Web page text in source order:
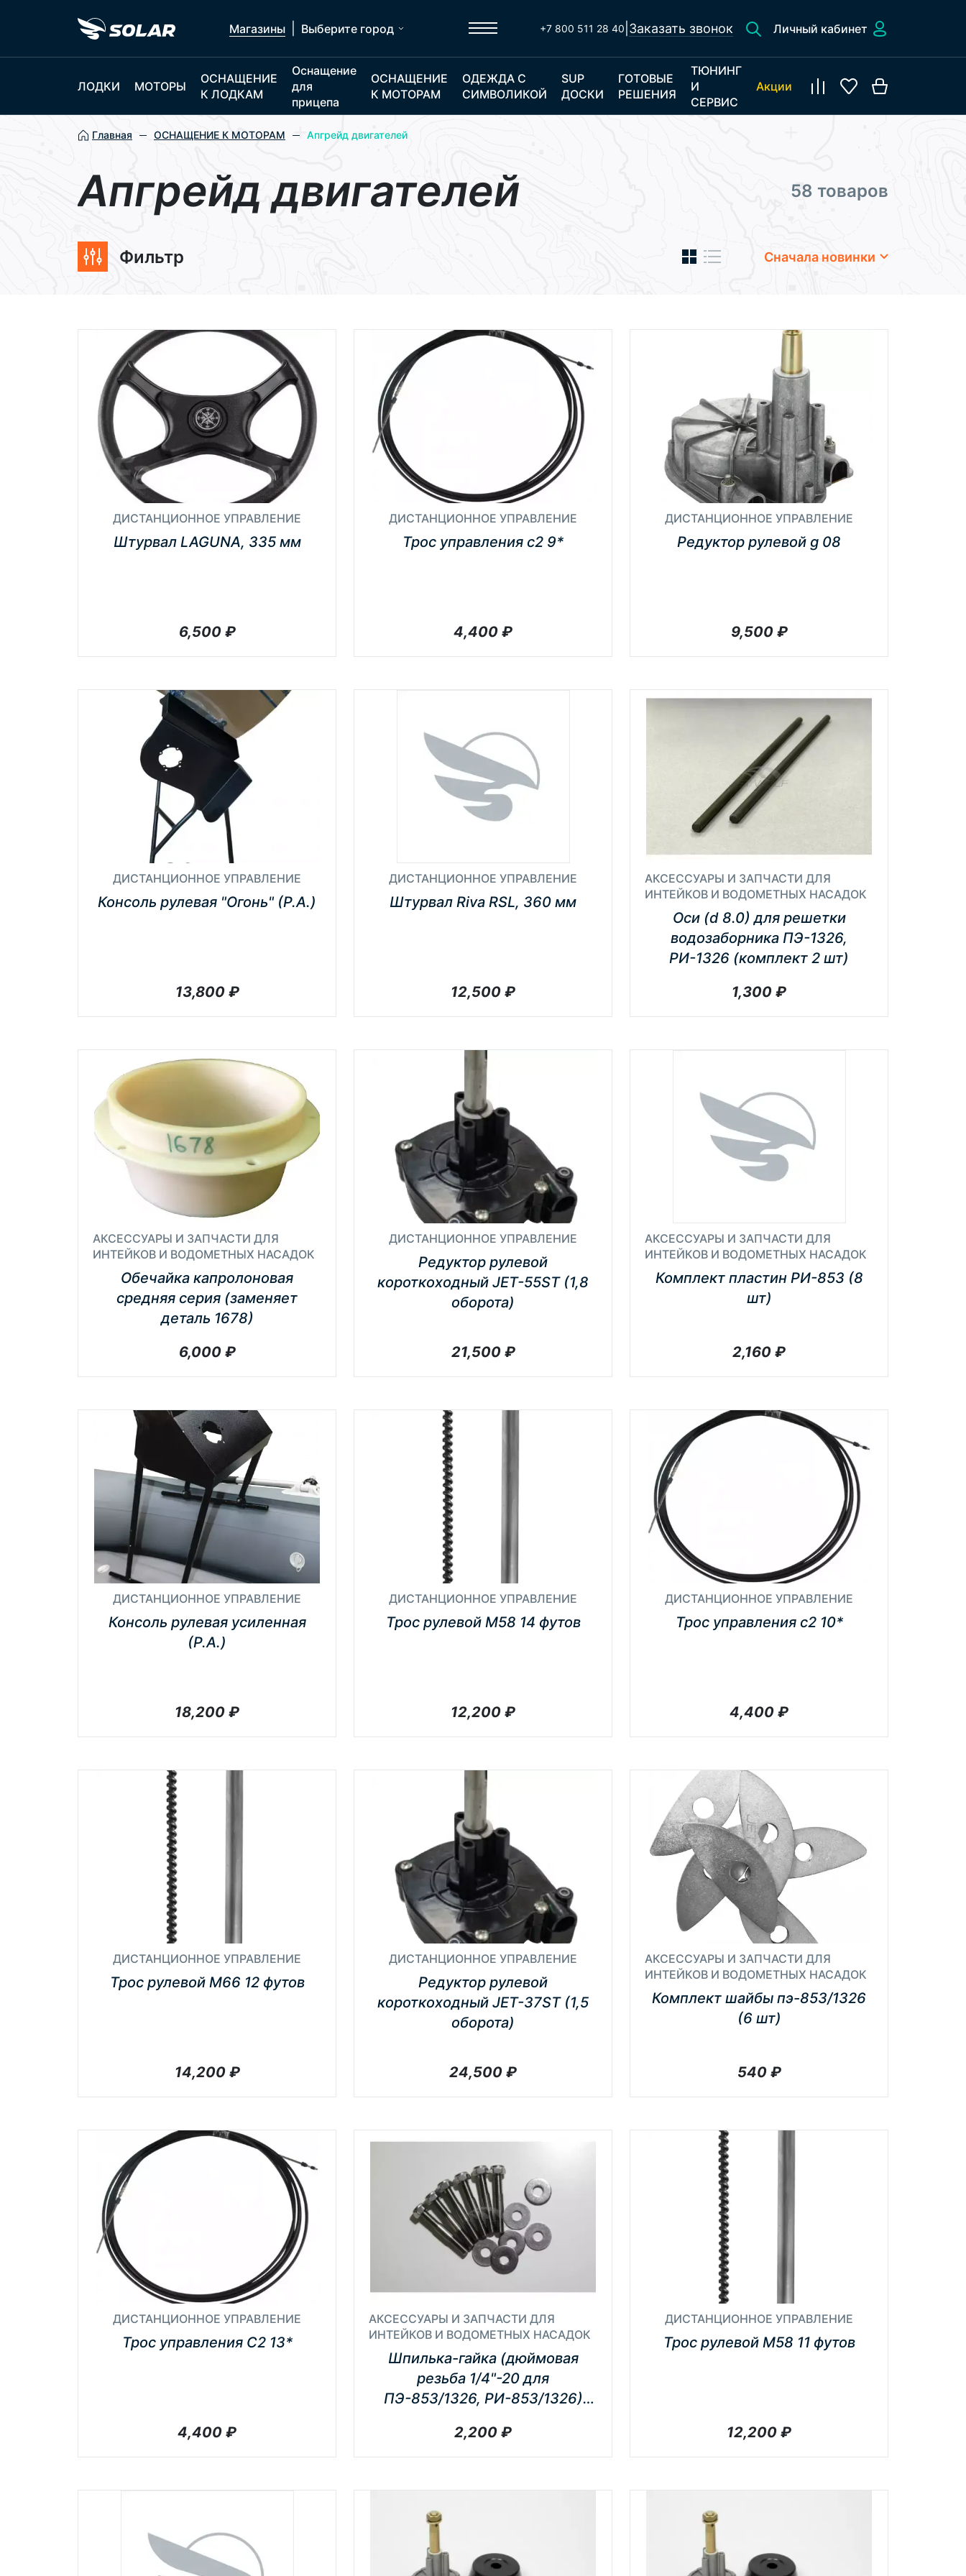
Магазины Выберите город +7 800 511 28 40 Заказать звонок Личный кабинет
ЛОДКИ МОТОРЫ
ОСНАЩЕНИЕ
К ЛОДКАМ
Оснащение
для
прицепа
ОСНАЩЕНИЕ
К МОТОРАМ
ОДЕЖДА С
СИМВОЛИКОЙ
SUP
ДОСКИ
ГОТОВЫЕ
РЕШЕНИЯ
ТЮНИНГ
И
СЕРВИС
Акции
Главная ОСНАЩЕНИЕ К МОТОРАМ Апгрейд двигателей
Апгрейд двигателей 58 товаров
Фильтр Сначала новинки
ДИСТАНЦИОННОЕ УПРАВЛЕНИЕ
Штурвал LAGUNA, 335 мм
6,500₽
ДИСТАНЦИОННОЕ УПРАВЛЕНИЕ
Трос управления с2 9*
4,400 ₽
ДИСТАНЦИОННОЕ УПРАВЛЕНИЕ
Редуктор рулевой g 08
9,500₽
ДИСТАНЦИОННОЕ УПРАВЛЕНИЕ
Консоль рулевая "Огонь" (Р.А.)
13,800₽
ДИСТАНЦИОННОЕ УПРАВЛЕНИЕ
Штурвал Riva RSL, 360 мм
12,500 ₽
АКСЕССУАРЫ И ЗАПЧАСТИ ДЛЯ
ИНТЕЙКОВ И ВОДОМЕТНЫХ НАСАДОК
Оси (d 8.0) для решетки
водозаборника ПЭ-1326,
РИ-1326 (комплект 2 шт)
1,300 ₽
АКСЕССУАРЫ И ЗАПЧАСТИ ДЛЯ
ИНТЕЙКОВ И ВОДОМЕТНЫХ НАСАДОК
Обечайка капролоновая
средняя серия (заменяет
деталь 1678)
6,000₽
ДИСТАНЦИОННОЕ УПРАВЛЕНИЕ
Редуктор рулевой
короткоходный JET-55ST (1,8
оборота)
21,500₽
АКСЕССУАРЫ И ЗАПЧАСТИ ДЛЯ
ИНТЕЙКОВ И ВОДОМЕТНЫХ НАСАДОК
Комплект пластин РИ-853 (8
шт)
2,160 ₽
ДИСТАНЦИОННОЕ УПРАВЛЕНИЕ
Консоль рулевая усиленная
(Р.А.)
18,200 ₽
ДИСТАНЦИОННОЕ УПРАВЛЕНИЕ
Трос рулевой М58 14 футов
12,200 ₽
ДИСТАНЦИОННОЕ УПРАВЛЕНИЕ
Трос управления с2 10*
4,400 ₽
ДИСТАНЦИОННОЕ УПРАВЛЕНИЕ
Трос рулевой М66 12 футов
14,200₽
ДИСТАНЦИОННОЕ УПРАВЛЕНИЕ
Редуктор рулевой
короткоходный JET-37ST (1,5
оборота)
24,500 ₽
АКСЕССУАРЫ И ЗАПЧАСТИ ДЛЯ
ИНТЕЙКОВ И ВОДОМЕТНЫХ НАСАДОК
Комплект шайбы пэ-853/1326
(6 шт)
540₽
ДИСТАНЦИОННОЕ УПРАВЛЕНИЕ
Трос управления С2 13*
4,400 ₽
АКСЕССУАРЫ И ЗАПЧАСТИ ДЛЯ
ИНТЕЙКОВ И ВОДОМЕТНЫХ НАСАДОК
Шпилька-гайка (дюймовая
резьба 1/4"-20 для
ПЭ-853/1326, РИ-853/1326)
2,200 ₽
ДИСТАНЦИОННОЕ УПРАВЛЕНИЕ
Трос рулевой М58 11 футов
12,200 ₽